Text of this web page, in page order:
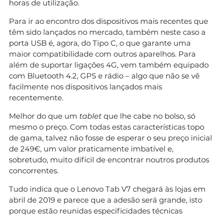
horas de utilização.
Para ir ao encontro dos dispositivos mais recentes que
têm sido lançados no mercado, também neste caso a
porta USB é, agora, do Tipo C, o que garante uma
maior compatibilidade com outros aparelhos. Para
além de suportar ligações 4G, vem também equipado
com Bluetooth 4.2, GPS e rádio – algo que não se vê
facilmente nos dispositivos lançados mais
recentemente.
Melhor do que um tablet que lhe cabe no bolso, só
mesmo o preço. Com todas estas características topo
de gama, talvez não fosse de esperar o seu preço inicial
de 249€, um valor praticamente imbatível e,
sobretudo, muito difícil de encontrar noutros produtos
concorrentes.
Tudo indica que o Lenovo Tab V7 chegará às lojas em
abril de 2019 e parece que a adesão será grande, isto
porque estão reunidas especificidades técnicas